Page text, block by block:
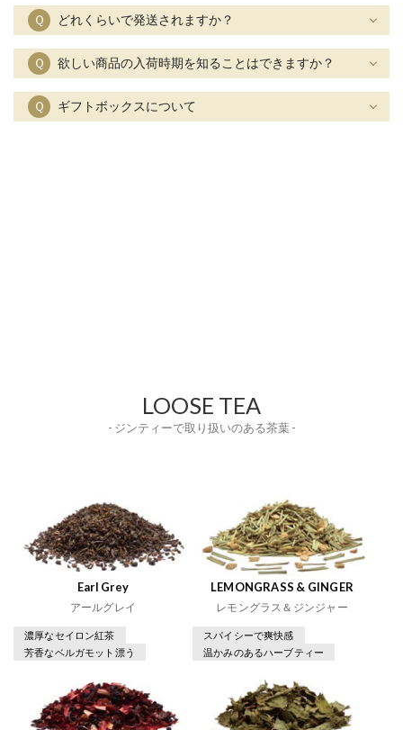
Ｑ どれくらいで発送されますか？
Ｑ 欲しい商品の入荷時期を知ることはできますか？
Ｑ ギフトボックスについて
LOOSE TEA
- ジンティーで取り扱いのある茶葉 -
Earl Grey
アールグレイ
濃厚なセイロン紅茶
芳香なベルガモット漂う
LEMONGRASS & GINGER
レモングラス＆ジンジャー
スパイシーで爽快感
温かみのあるハーブティー